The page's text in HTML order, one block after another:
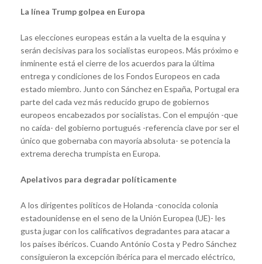
La línea Trump golpea en Europa
Las elecciones europeas están a la vuelta de la esquina y
serán decisivas para los socialistas europeos. Más próximo e
inminente está el cierre de los acuerdos para la última
entrega y condiciones de los Fondos Europeos en cada
estado miembro. Junto con Sánchez en España, Portugal era
parte del cada vez más reducido grupo de gobiernos
europeos encabezados por socialistas. Con el empujón -que
no caída- del gobierno portugués -referencia clave por ser el
único que gobernaba con mayoría absoluta- se potencia la
extrema derecha trumpista en Europa.
Apelativos para degradar políticamente
A los dirigentes políticos de Holanda -conocida colonia
estadounidense en el seno de la Unión Europea (UE)- les
gusta jugar con los calificativos degradantes para atacar a
los países ibéricos. Cuando António Costa y Pedro Sánchez
consiguieron la excepción ibérica para el mercado eléctrico,